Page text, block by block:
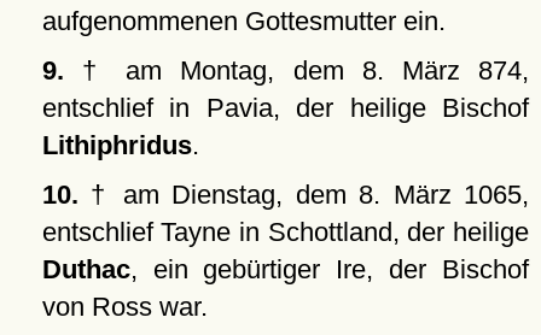
aufgenommenen Gottesmutter ein.
9. † am Montag, dem 8. März 874,
entschlief in Pavia, der heilige Bischof
Lithiphridus.
10. † am Dienstag, dem 8. März 1065,
entschlief Tayne in Schottland, der heilige
Duthac, ein gebürtiger Ire, der Bischof
von Ross war.